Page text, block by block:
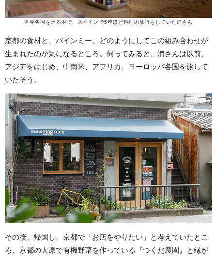
世界各国を巡る中で、スペインで5年ほど料理の修行をしていた浦さん
京都の食材と、バインミー。どのようにしてこの組み合わせが
生まれたのか気になるところ。伺ってみると、浦さんは以前、
アジアをはじめ、中南米、アフリカ、ヨーロッパ各国を旅して
いたそう。
その後、帰国し、京都で「お店をやりたい」と考えていたとこ
ろ、京都の大原で有機野菜を作っている『つくだ農園』と縁が